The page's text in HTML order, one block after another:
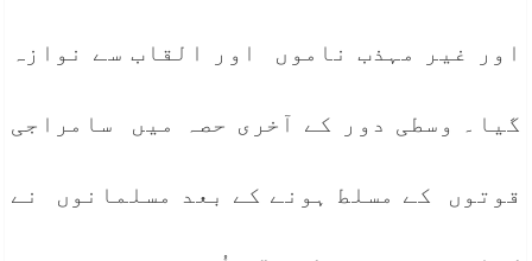
اور غیر مہذب ناموں اور القاب سے نوازہ
گیا۔ وسطی دور کے آخری حصہ میں سامراجی
قوتوں کے مسلط ہونے کے بعد مسلمانوں نے